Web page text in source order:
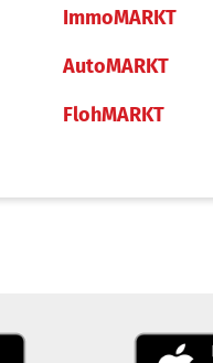
ImmoMARKT
AutoMARKT
FlohMARKT